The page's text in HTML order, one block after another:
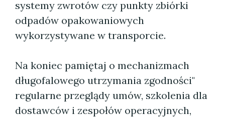
systemy zwrotów czy punkty zbiórki
odpadów opakowaniowych
wykorzystywane w transporcie.
Na koniec pamiętaj o mechanizmach
długofalowego utrzymania zgodności"
regularne przeglądy umów, szkolenia dla
dostawców i zespołów operacyjnych,